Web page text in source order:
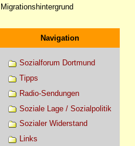
Migrationshintergrund
Navigation
Sozialforum Dortmund
Tipps
Radio-Sendungen
Soziale Lage / Sozialpolitik
Sozialer Widerstand
Links